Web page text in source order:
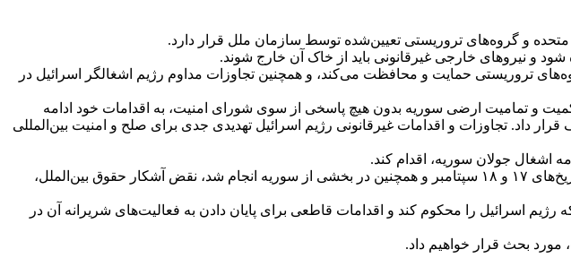
و گروه‌های تروریستی تعیین‌شده توسط سازمان ملل قرار دارد.
و نیرو‌های خارجی غیرقانونی باید از خاک آن خارج شوند.
تروریستی حمایت و محافظت می‌کند، و همچنین تجاوزات مداوم رژیم اشغالگر اسرائیل در
و تمامیت ارضی سوریه بدون هیچ پاسخی از سوی شورای امنیت، به اقدامات خود ادامه
داد. تجاوزات و اقدامات غیرقانونی رژیم اسرائیل تهدیدی جدی برای صلح و امنیت بین‌المللی
اشغال جولان سوریه، اقدام کند.
حملات تروریستی وحشیانه‌ای که با هدف کشتار جمعی غیرنظامیان بی‌گناه در لبنان توسط رژیم اسرائیل در تاریخ‌های ۱۷ و ۱۸ سپتامبر و همچنین در بخشی از سوریه انجام شد، نقض آشکار حقوق بین‌الملل،
اسرائیل را محکوم کند و اقدامات قاطعی برای پایان دادن به فعالیت‌های شریرانه آن در
مورد بحث قرار خواهیم داد.